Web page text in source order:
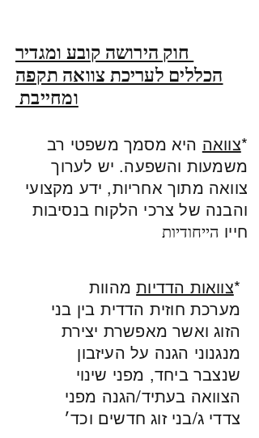
חוק הירושה קובע ומגדיר
הכללים לעריכת צוואה תקפה
ומחייבת
*צוואה היא מסמך משפטי רב
משמעות והשפעה. יש לערוך
צוואה מתוך אחריות, ידע מקצועי
והבנה של צרכי הלקוח בנסיבות
חייו הייחודיות
*צוואות הדדיותמהוות
מערכת חוזית הדדית בין בני
הזוג ואשר מאפשרת יצירת
מנגנוני הגנה על העיזבון
שנצבר ביחד, מפני שינוי
הצוואה בעתיד/הגנה מפני
צדדי ג/בני זוג חדשים וכד׳